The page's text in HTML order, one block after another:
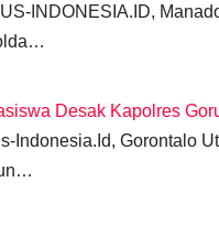
INDONESIA.ID,
Desak Kapolres
Indonesia.Id, Gorontalo